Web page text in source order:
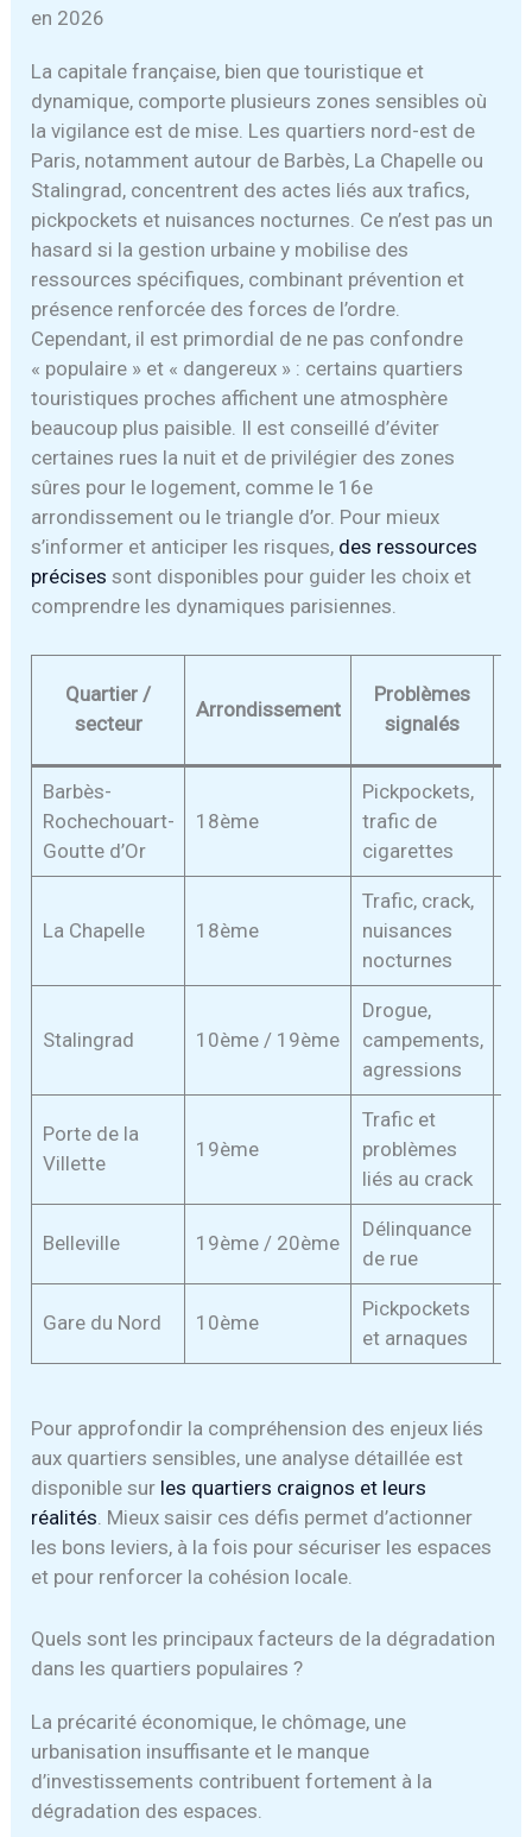
en 2026
La capitale française, bien que touristique et
dynamique, comporte plusieurs zones sensibles où
la vigilance est de mise. Les quartiers nord-est de
Paris, notamment autour de Barbès, La Chapelle ou
Stalingrad, concentrent des actes liés aux trafics,
pickpockets et nuisances nocturnes. Ce n’est pas un
hasard si la gestion urbaine y mobilise des
ressources spécifiques, combinant prévention et
présence renforcée des forces de l’ordre.
Cependant, il est primordial de ne pas confondre
« populaire » et « dangereux » : certains quartiers
touristiques proches affichent une atmosphère
beaucoup plus paisible. Il est conseillé d’éviter
certaines rues la nuit et de privilégier des zones
sûres pour le logement, comme le 16e
arrondissement ou le triangle d’or. Pour mieux
s’informer et anticiper les risques, des ressources
précises sont disponibles pour guider les choix et
comprendre les dynamiques parisiennes.
Quartier /
secteur
Arrondissement
Problèmes
signalés
Barbès-
Rochechouart-
Goutte d’Or
18ème
Pickpockets,
trafic de
cigarettes
La Chapelle 18ème
Trafic, crack,
nuisances
nocturnes
Stalingrad 10ème / 19ème
Drogue,
campements,
agressions
Porte de la
Villette
19ème
Trafic et
problèmes
liés au crack
Belleville 19ème / 20ème
Délinquance
de rue
Gare du Nord 10ème
Pickpockets
et arnaques
Pour approfondir la compréhension des enjeux liés
aux quartiers sensibles, une analyse détaillée est
disponible sur les quartiers craignos et leurs
réalités. Mieux saisir ces défis permet d’actionner
les bons leviers, à la fois pour sécuriser les espaces
et pour renforcer la cohésion locale.
Quels sont les principaux facteurs de la dégradation
dans les quartiers populaires ?
La précarité économique, le chômage, une
urbanisation insuffisante et le manque
d’investissements contribuent fortement à la
dégradation des espaces.